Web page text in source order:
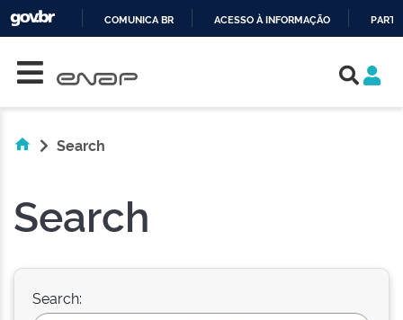
COMUNICA BR ACESSO À INFORMAÇÃO
Search
Search
Search: